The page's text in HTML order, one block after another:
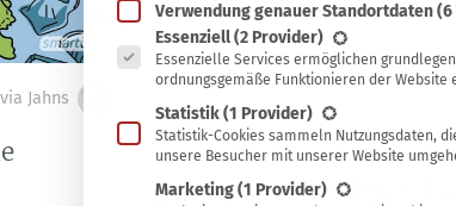
Jahns
Kunstfasern in
und vermeiden –
Verwendung genauer Standortdaten(6
Es folgt eine Liste der Service-
Essenziell(2 Provider)
Essenzielle Services ermöglichen
ordnungsgemäße Funktionieren der Website
Statistik(1 Provider)
Statistik-Cookies sammeln Nutzungsdaten,
unsere Besucher mit unserer Website
Marketing(1 Provider)